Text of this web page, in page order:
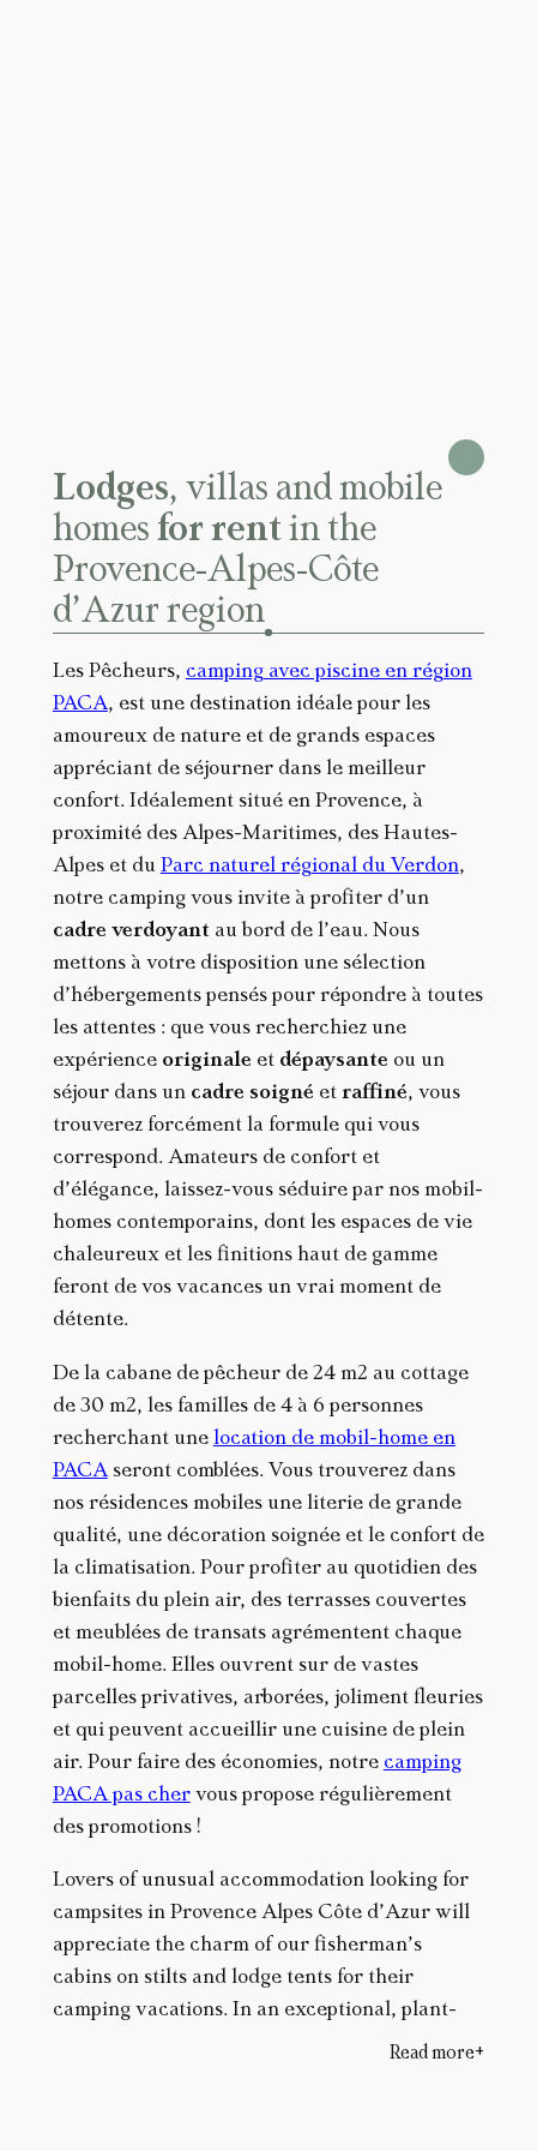
Lodges, villas and mobile
homes for rentin the
Provence-Alpes-Côte
d’Azur region
Les Pêcheurs, camping avec piscine en région
PACA, est une destination idéale pour les
amoureux de nature et de grands espaces
appréciant de séjourner dans le meilleur
confort. Idéalement situé en Provence, à
proximité des Alpes-Maritimes, des Hautes-
Alpes et du Parc naturel régional du Verdon,
notre camping vous invite à profiter d’un
cadre verdoyantau bord de l’eau. Nous
mettons à votre disposition une sélection
d’hébergements pensés pour répondre à toutes
les attentes : que vous recherchiez une
expérience originale et dépaysante ou un
séjour dans un cadre soigné et raffiné, vous
trouverez forcément la formule qui vous
correspond. Amateurs de confort et
d’élégance, laissez-vous séduire par nos mobil-
homes contemporains, dont les espaces de vie
chaleureux et les finitions haut de gamme
feront de vos vacances un vrai moment de
détente.
De la cabane de pêcheur de 24 m2 au cottage
de 30 m2, les familles de 4 à 6 personnes
recherchant une location de mobil-home en
PACAseront comblées. Vous trouverez dans
nos résidences mobiles une literie de grande
qualité, une décoration soignée et le confort de
la climatisation. Pour profiter au quotidien des
bienfaits du plein air, des terrasses couvertes
et meublées de transats agrémentent chaque
mobil-home. Elles ouvrent sur de vastes
parcelles privatives, arborées, joliment fleuries
et qui peuvent accueillir une cuisine de plein
air. Pour faire des économies, notre camping
PACA pas chervous propose régulièrement
des promotions !
Read more
Lovers of unusual accommodation looking for
campsites in Provence Alpes Côte d’Azur will
appreciate the charm of our fisherman’s
cabins on stilts and lodge tents for their
camping vacations. In an exceptional, plant-
filled setting, they guarantee a relaxing stay